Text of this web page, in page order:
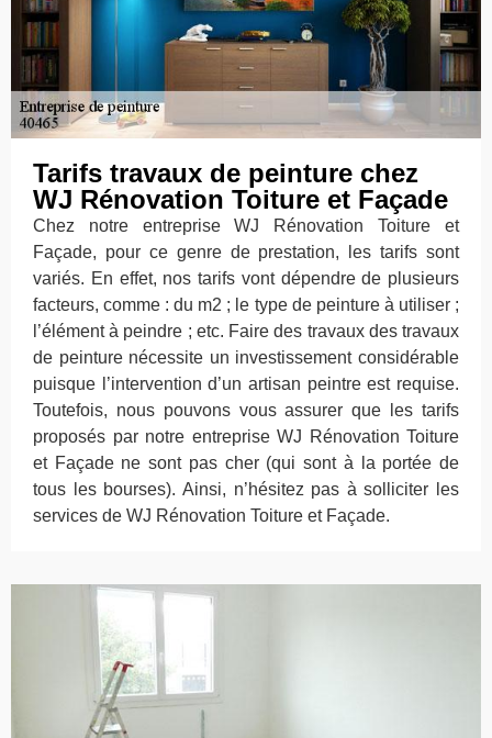
Tarifs travaux de peinture chez
WJ Rénovation Toiture et Façade
Chez notre entreprise WJ Rénovation Toiture et
Façade, pour ce genre de prestation, les tarifs sont
variés. En effet, nos tarifs vont dépendre de plusieurs
facteurs, comme : du m2 ; le type de peinture à utiliser ;
l’élément à peindre ; etc. Faire des travaux des travaux
de peinture nécessite un investissement considérable
puisque l’intervention d’un artisan peintre est requise.
Toutefois, nous pouvons vous assurer que les tarifs
proposés par notre entreprise WJ Rénovation Toiture
et Façade ne sont pas cher (qui sont à la portée de
tous les bourses). Ainsi, n’hésitez pas à solliciter les
services de WJ Rénovation Toiture et Façade.